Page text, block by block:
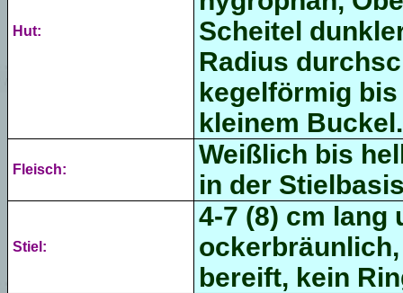
Hut:
Scheitel
Radius
kegelförmig
kleinem Buckel.
Fleisch:
Weißlich bis
in der
Stiel:
4-7 (8) cm lang
bereift, kein